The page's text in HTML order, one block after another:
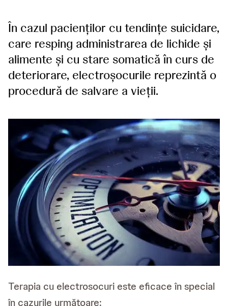
În cazul pacienților cu tendințe suicidare,
care resping administrarea de lichide și
alimente și cu stare somatică în curs de
deteriorare, electroșocurile reprezintă o
procedură de salvare a vieții.
Terapia cu electrosocuri este eficace în special
în cazurile următoare: